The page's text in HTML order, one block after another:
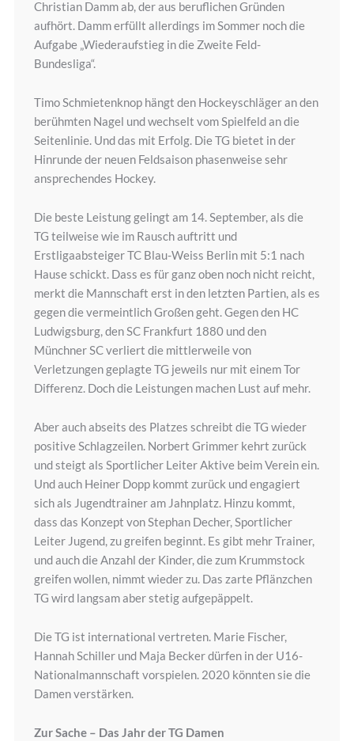
Christian Damm ab, der aus beruflichen Gründen
aufhört. Damm erfüllt allerdings im Sommer noch die
Aufgabe „Wiederaufstieg in die Zweite Feld-
Bundesliga“.
Timo Schmietenknop hängt den Hockeyschläger an den
berühmten Nagel und wechselt vom Spielfeld an die
Seitenlinie. Und das mit Erfolg. Die TG bietet in der
Hinrunde der neuen Feldsaison phasenweise sehr
ansprechendes Hockey.
Die beste Leistung gelingt am 14. September, als die
TG teilweise wie im Rausch auftritt und
Erstligaabsteiger TC Blau-Weiss Berlin mit 5:1 nach
Hause schickt. Dass es für ganz oben noch nicht reicht,
merkt die Mannschaft erst in den letzten Partien, als es
gegen die vermeintlich Großen geht. Gegen den HC
Ludwigsburg, den SC Frankfurt 1880 und den
Münchner SC verliert die mittlerweile von
Verletzungen geplagte TG jeweils nur mit einem Tor
Differenz. Doch die Leistungen machen Lust auf mehr.
Aber auch abseits des Platzes schreibt die TG wieder
positive Schlagzeilen. Norbert Grimmer kehrt zurück
und steigt als Sportlicher Leiter Aktive beim Verein ein.
Und auch Heiner Dopp kommt zurück und engagiert
sich als Jugendtrainer am Jahnplatz. Hinzu kommt,
dass das Konzept von Stephan Decher, Sportlicher
Leiter Jugend, zu greifen beginnt. Es gibt mehr Trainer,
und auch die Anzahl der Kinder, die zum Krummstock
greifen wollen, nimmt wieder zu. Das zarte Pflänzchen
TG wird langsam aber stetig aufgepäppelt.
Die TG ist international vertreten. Marie Fischer,
Hannah Schiller und Maja Becker dürfen in der U16-
Nationalmannschaft vorspielen. 2020 könnten sie die
Damen verstärken.
Zur Sache – Das Jahr der TG Damen